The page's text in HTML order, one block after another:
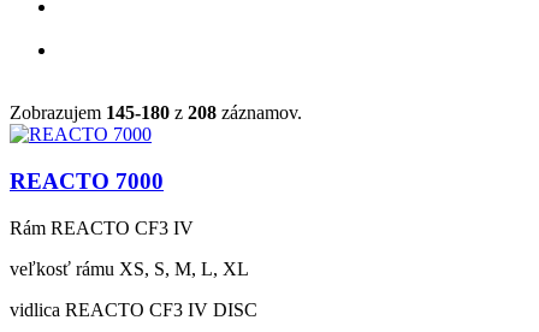
Zobrazujem 145-180 z 208 záznamov.
REACTO 7000
Rám REACTO CF3 IV
veľkosť rámu XS, S, M, L, XL
vidlica REACTO CF3 IV DISC